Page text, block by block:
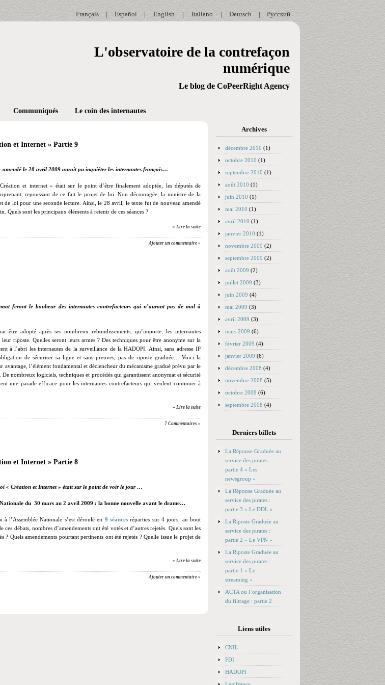
Русский
|
Deutsch
|
Italiano
|
English
|
Español
|
Français
L'observatoire de la contrefaçon
numérique
Le blog de CoPeerRight Agency
Communiqués Le coin des internautes
et Internet » Partie 9
le 28 avril 2009 aurait pu inquiéter les internautes français…
et internet » était sur le point d’être finalement adoptée, les députés de
repoussant de ce fait le projet de loi. Non découragée, la ministre de la
de loi pour une seconde lecture. Ainsi, le 28 avril, le texte fut de nouveau amendé
Quels sont les principaux éléments à retenir de ces séances ?
» Lire la suite
Ajouter un commentaire »
feront le bonheur des internautes contrefacteurs qui n’auront pas de mal à
adopté après ses nombreux rebondissements, qu’importe, les internautes
riposte. Quelles seront leurs armes ? Des techniques pour être anonyme sur la
à l’abri les internautes de la surveillance de la HADOPI. Ainsi, sans adresse IP
de sécuriser sa ligne et sans preuves, pas de riposte graduée… Voici la
avantage, l’élément fondamental et déclencheur du mécanisme gradué prévu par le
nombreux logiciels, techniques et procédés qui garantissent anonymat et sécurité
une parade efficace pour les internautes contrefacteurs qui veulent continuer à
» Lire la suite
7 Commentaires »
et Internet » Partie 8
« Création et Internet » était sur le point de voir le jour …
du 30 mars au 2 avril 2009 : la bonne nouvelle avant le drame…
l’Assemblée Nationale s’est déroulé en 9 séances réparties sur 4 jours, au bout
ces débats, nombres d’amendements ont été votés et d’autres rejetés. Quels sont les
? Quels amendements pourtant pertinents ont été rejetés ? Quelle issue le projet de
» Lire la suite
Ajouter un commentaire »
Archives
décembre 2010 (1)
octobre 2010 (1)
septembre 2010 (1)
août 2010 (1)
juin 2010 (1)
mai 2010 (1)
avril 2010 (1)
janvier 2010 (1)
novembre 2009 (2)
septembre 2009 (2)
août 2009 (2)
juillet 2009 (3)
juin 2009 (4)
mai 2009 (3)
avril 2009 (3)
mars 2009 (6)
février 2009 (4)
janvier 2009 (6)
décembre 2008 (4)
novembre 2008 (5)
octobre 2008 (6)
septembre 2008 (4)
Derniers billets
La Réponse Graduée au
service des pirates :
partie 4 « Les
newsgroup »
La Réponse Graduée au
service des pirates :
partie 3 « Le DDL »
La Riposte Graduée au
service des pirates :
partie 2 « Le VPN »
La Riposte Graduée au
service des pirates :
partie 1 « Le
streaming »
ACTA ou l’organisation
du filtrage : partie 2
Liens utiles
CNIL
FDI
HADOPI